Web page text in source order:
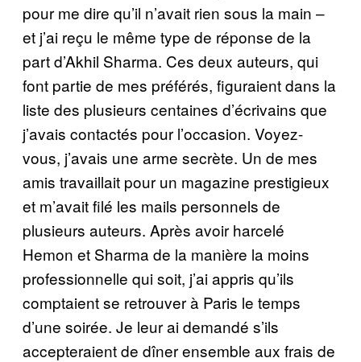
pour me dire qu’il n’avait rien sous la main –
et j’ai reçu le même type de réponse de la
part d’Akhil Sharma. Ces deux auteurs, qui
font partie de mes préférés, figuraient dans la
liste des plusieurs centaines d’écrivains que
j’avais contactés pour l’occasion. Voyez-
vous, j’avais une arme secrète. Un de mes
amis travaillait pour un magazine prestigieux
et m’avait filé les mails personnels de
plusieurs auteurs. Après avoir harcelé
Hemon et Sharma de la manière la moins
professionnelle qui soit, j’ai appris qu’ils
comptaient se retrouver à Paris le temps
d’une soirée. Je leur ai demandé s’ils
accepteraient de dîner ensemble aux frais de